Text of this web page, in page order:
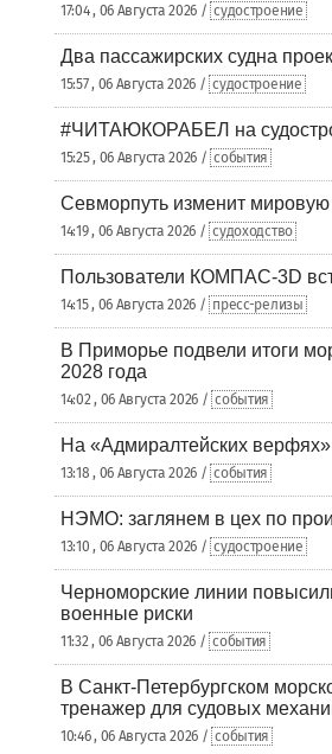
17:04 , 06 Августа 2026 / судостроение
Два пассажирских судна
15:57 , 06 Августа 2026 / судостроение
#ЧИТАЮКОРАБЕЛ на
15:25 , 06 Августа 2026 / события
Севморпуть изменит
14:19 , 06 Августа 2026 / судоходство
Пользователи КОМПАС-3D
14:15 , 06 Августа 2026 / пресс-релизы
В Приморье подвели итоги
2028 года
14:02 , 06 Августа 2026 / события
На «Адмиралтейских верфях»
13:18 , 06 Августа 2026 / события
НЭМО: заглянем в цех по
13:10 , 06 Августа 2026 / судостроение
Черноморские линии
военные риски
11:32 , 06 Августа 2026 / события
В Санкт-Петербургском
тренажер для судовых
10:46 , 06 Августа 2026 / события